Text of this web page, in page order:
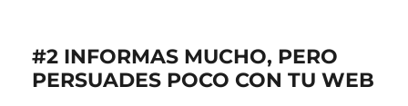
#2 INFORMAS MUCHO, PERO
PERSUADES POCO CON TU WEB